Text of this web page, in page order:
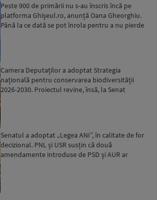
Peste 900 de primării nu s-au înscris încă pe
platforma Ghișeul.ro, anunță Oana Gheorghiu.
Până la ce dată se pot înrola pentru a nu pierde
Camera Deputaților a adoptat Strategia
națională pentru conservarea biodiversității
2026-2030. Proiectul revine, însă, la Senat
Senatul a adoptat „Legea ANI”, în calitate de for
decizional. PNL și USR susțin că două
amendamente introduse de PSD și AUR ar